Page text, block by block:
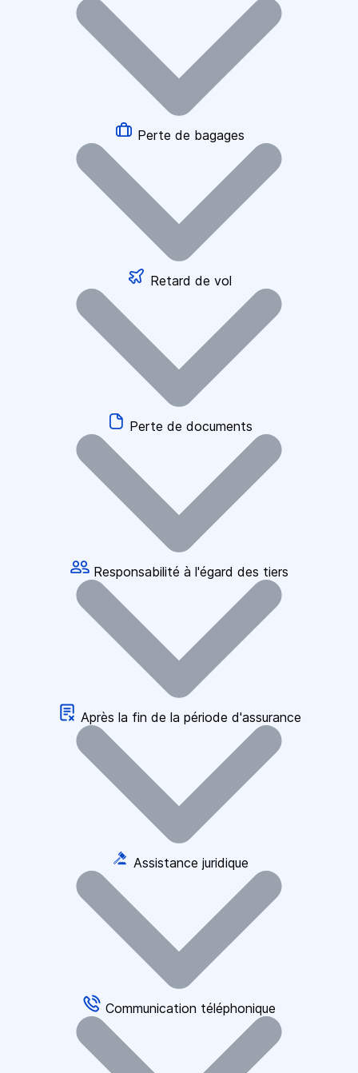
Perte de bagages
Retard de vol
Perte de documents
Responsabilité à l'égard des tiers
Après la fin de la période d'assurance
Assistance juridique
Communication téléphonique